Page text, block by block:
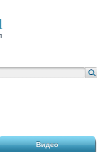
Видео